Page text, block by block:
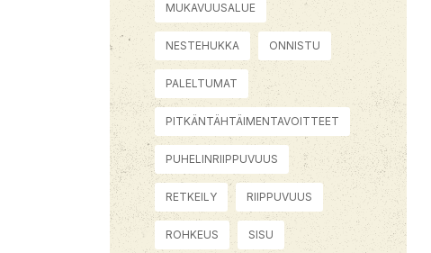
MUKAVUUSALUE
NESTEHUKKA ONNISTU
PALELTUMAT
PITKÄNTÄHTÄIMENTAVOITTEET
PUHELINRIIPPUVUUS
RETKEILY RIIPPUVUUS
ROHKEUS SISU